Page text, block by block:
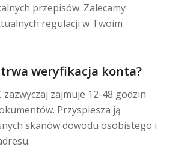
przepisów. Zalecamy
regulacji w Twoim
trwa weryfikacja konta?
zazwyczaj zajmuje 12-48 godzin
Przyspiesza ją
skanów dowodu osobistego i